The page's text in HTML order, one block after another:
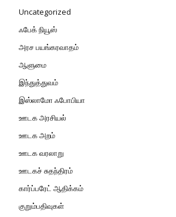
Uncategorized
ஃபேக் நியூஸ்
அரச பயங்கரவாதம்
ஆளுமை
இந்துத்துவம்
இஸ்லாமோ ஃபோபியா
ஊடக அரசியல்
ஊடக அறம்
ஊடக வரலாறு
ஊடகச் சுதந்திரம்
கார்ப்பரேட் ஆதிக்கம்
குறும்பதிவுகள்